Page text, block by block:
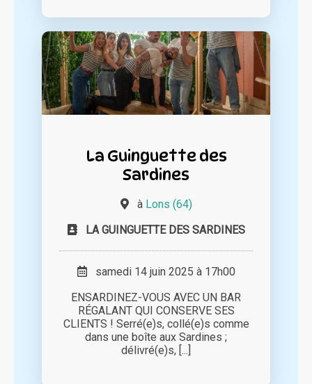
La Guinguette des
Sardines
à Lons (64)
LA GUINGUETTE DES SARDINES
samedi 14 juin 2025 à 17h00
ENSARDINEZ-VOUS AVEC UN BAR
RÉGALANT QUI CONSERVE SES
CLIENTS ! Serré(e)s, collé(e)s comme
dans une boîte aux Sardines ;
délivré(e)s, [...]